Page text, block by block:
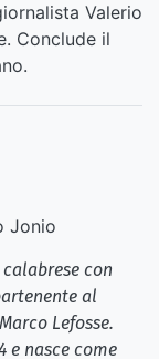
Valerio
Conclude il
Jonio
con
al
Lefosse.
e nasce come